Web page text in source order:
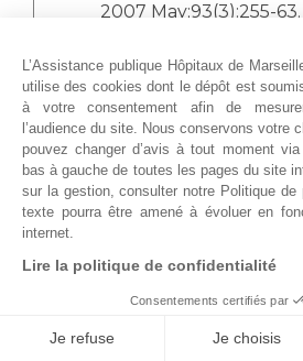
2007 May;93(3):255-
Ollivier M, Frey S, Parratte S,
Flecher X, Argenson
sport activity influence total hip
arthroplasty
Relat Res. 2012
doi: 10.1007/s11999-012-2362-z.
PubMed PMID:
PMC3462849.
Parratte S, Argenson JN,
Flecher X, Aubaniac
L’Assistance publique Hôpitaux de
utilise des cookies dont le dépôt est
à votre consentement afin de
l’audience du site. Nous conservons votre
pouvez changer d’avis à tout moment
bas à gauche de toutes les pages du site
sur la gestion, consulter notre Politique de
texte pourra être amené à évoluer en
internet.
Lire la politique de confidentialité
Consentements certifiés par
Je refuse Je choisis